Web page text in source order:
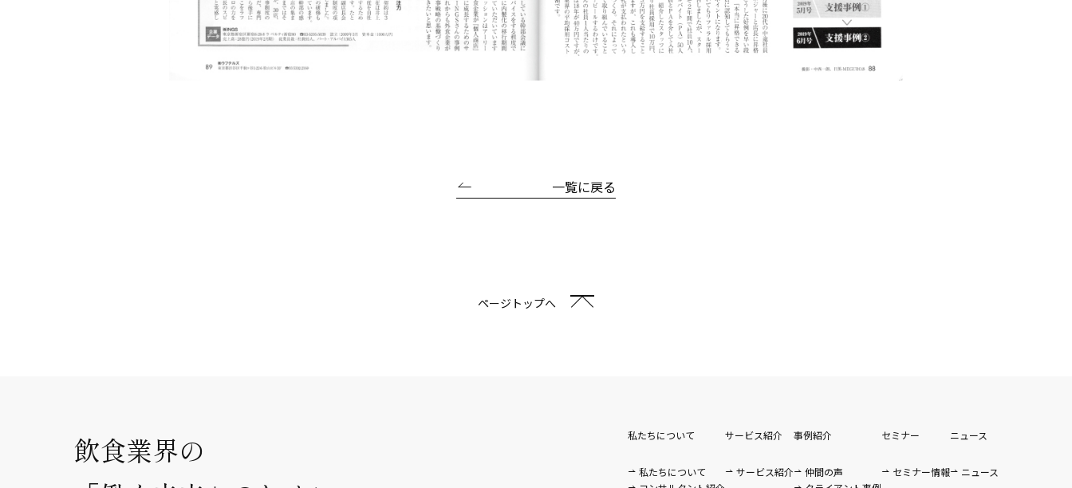
一覧に戻る
ページトップへ
飲食業界の
私たちについて
私たちについて
サービス紹介
サービス紹介
事例紹介
仲間の声
セミナー
セミナー情報
ニュース
ニュース